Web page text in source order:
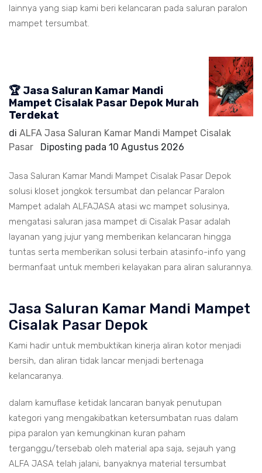
lainnya yang siap kami beri kelancaran pada saluran paralon
mampet tersumbat.
🏆 Jasa Saluran Kamar Mandi
Mampet Cisalak Pasar Depok Murah
Terdekat
di ALFA Jasa Saluran Kamar Mandi Mampet Cisalak
Pasar
Diposting pada 10 Agustus 2026
Jasa Saluran Kamar Mandi Mampet Cisalak Pasar Depok
solusi kloset jongkok tersumbat dan pelancar Paralon
Mampet adalah ALFAJASA atasi wc mampet solusinya,
mengatasi saluran jasa mampet di Cisalak Pasar adalah
layanan yang jujur yang memberikan kelancaran hingga
tuntas serta memberikan solusi terbain atasinfo-info yang
bermanfaat untuk memberi kelayakan para aliran salurannya.
Jasa Saluran Kamar Mandi Mampet
Cisalak Pasar Depok
Kami hadir untuk membuktikan kinerja aliran kotor menjadi
bersih, dan aliran tidak lancar menjadi bertenaga
kelancaranya.
dalam kamuflase ketidak lancaran banyak penutupan
kategori yang mengakibatkan ketersumbatan ruas dalam
pipa paralon yan kemungkinan kuran paham
terganggu/tersebab oleh material apa saja, sejauh yang
ALFA JASA telah jalani, banyaknya material tersumbat